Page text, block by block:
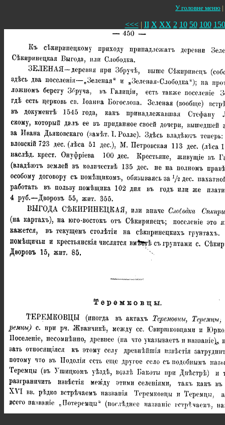
У головне меню |
<<<| II X XX 2 10 50 100 150